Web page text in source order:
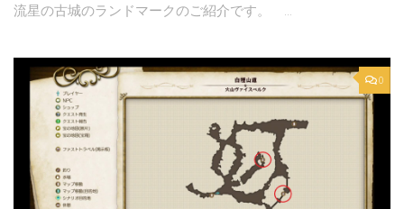
流星の古城のランドマークのご紹介です。 ...
0